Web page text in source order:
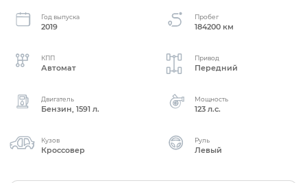
Год выпуска
2019
Пробег
184200 км
КПП
Автомат
Привод
Передний
Двигатель
Бензин, 1591 л.
Мощность
123 л.с.
Кузов
Кроссовер
Руль
Левый